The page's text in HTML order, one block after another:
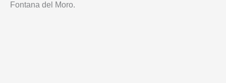
Fontana del Moro.